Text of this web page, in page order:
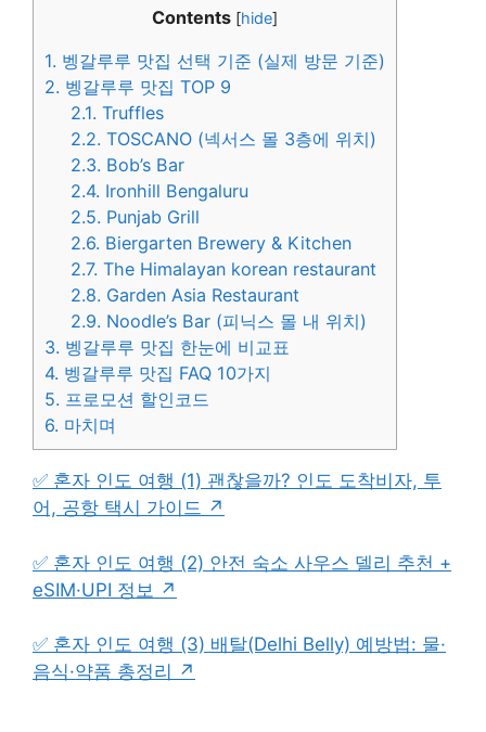
Contents [hide]
1. 벵갈루루 맛집 선택 기준 (실제 방문 기준)
2. 벵갈루루 맛집 TOP 9
2.1. Truffles
2.2. TOSCANO (넥서스 몰 3층에 위치)
2.3. Bob’s Bar
2.4. Ironhill Bengaluru
2.5. Punjab Grill
2.6. Biergarten Brewery & Kitchen
2.7. The Himalayan korean restaurant
2.8. Garden Asia Restaurant
2.9. Noodle’s Bar (피닉스 몰 내 위치)
3. 벵갈루루 맛집 한눈에 비교표
4. 벵갈루루 맛집 FAQ 10가지
5. 프로모션 할인코드
6. 마치며
✅ 혼자 인도 여행 (1) 괜찮을까? 인도 도착비자, 투
어, 공항 택시 가이드 ↗
✅ 혼자 인도 여행 (2) 안전 숙소 사우스 델리 추천 +
eSIM·UPI 정보 ↗
✅ 혼자 인도 여행 (3) 배탈(Delhi Belly) 예방법: 물·
음식·약품 총정리 ↗